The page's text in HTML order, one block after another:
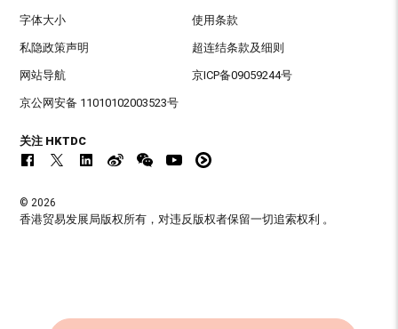
字体大小 使用条款
私隐政策声明 超连结条款及细则
网站导航 京ICP备09059244号
京公网安备 11010102003523号
关注 HKTDC
© 2026
香港贸易发展局版权所有，对违反版权者保留一切追索权利 。